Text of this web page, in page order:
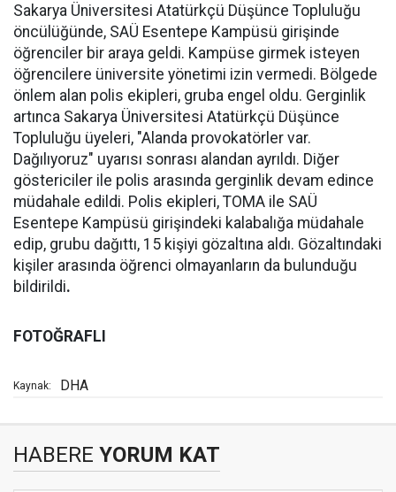
Sakarya Üniversitesi Atatürkçü Düşünce Topluluğu
öncülüğünde, SAÜ Esentepe Kampüsü girişinde
öğrenciler bir araya geldi. Kampüse girmek isteyen
öğrencilere üniversite yönetimi izin vermedi. Bölgede
önlem alan polis ekipleri, gruba engel oldu. Gerginlik
artınca Sakarya Üniversitesi Atatürkçü Düşünce
Topluluğu üyeleri, "Alanda provokatörler var.
Dağılıyoruz" uyarısı sonrası alandan ayrıldı. Diğer
göstericiler ile polis arasında gerginlik devam edince
müdahale edildi. Polis ekipleri, TOMA ile SAÜ
Esentepe Kampüsü girişindeki kalabalığa müdahale
edip, grubu dağıttı, 15 kişiyi gözaltına aldı. Gözaltındaki
kişiler arasında öğrenci olmayanların da bulunduğu
bildirildi.
FOTOĞRAFLI
Kaynak: DHA
HABERE YORUM KAT